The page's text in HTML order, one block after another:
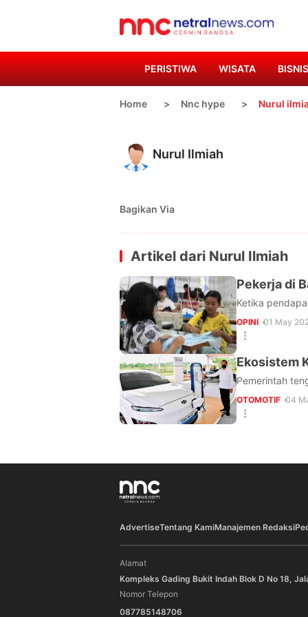
PERISTIWA WISATA BISNIS
Home Nnc hype Nurul
Nurul Ilmiah
Bagikan Via
Artikel dari Nurul Ilmiah
Pekerja di
Ketika
OPINI 01 May
Ekosistem
Pemerintah
OTOMOTIF 04
AdvertiseTentang KamiManajemen Redaksi
Alamat
Kompleks Gading Bukit Indah Blok D No 18,
Nomor Telepon
087785148706